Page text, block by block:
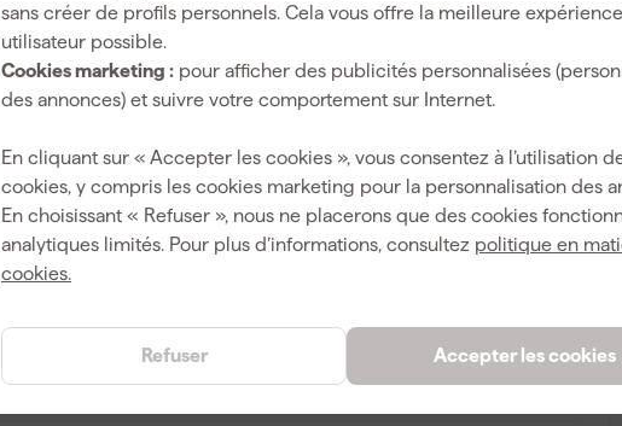
sans créer de profils personnels. Cela vous offre la meilleure expérience
utilisateur possible.
Cookies marketing : pour afficher des publicités personnalisées
des annonces) et suivre votre comportement sur Internet.
En cliquant sur « Accepter les cookies », vous consentez à l’utilisation
cookies, y compris les cookies marketing pour la personnalisation des
En choisissant « Refuser », nous ne placerons que des cookies
analytiques limités. Pour plus d’informations, consultez politique en
cookies.
Accepter les cookies
Refuser
4003773039648
9516165
21 mm